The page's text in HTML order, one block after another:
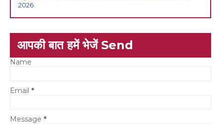
2026
आपकी बात हमें भेजें Send
Name
Email *
Message *